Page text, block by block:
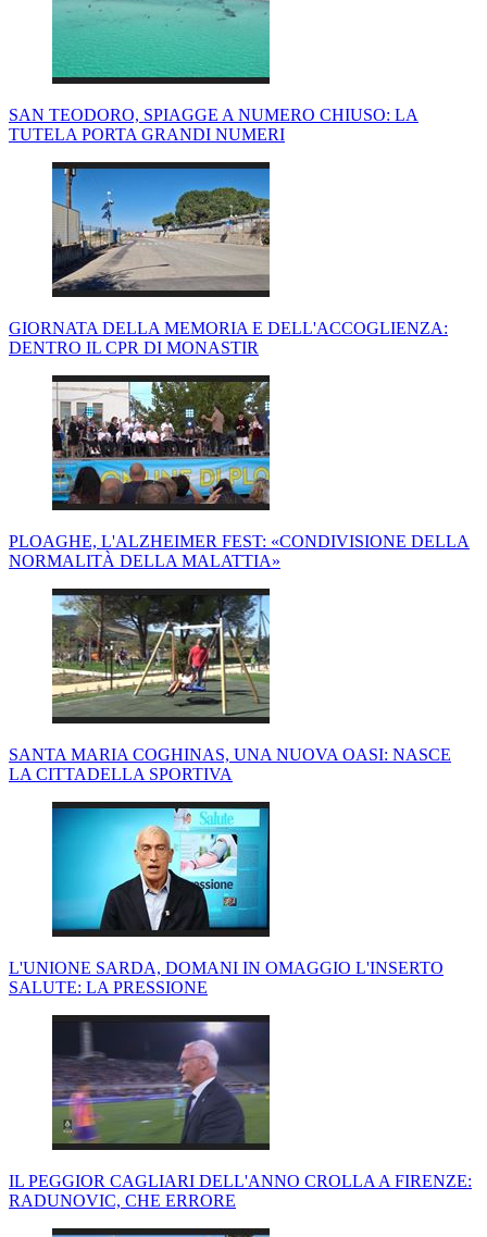
SAN TEODORO, SPIAGGE A NUMERO CHIUSO: LA
TUTELA PORTA GRANDI NUMERI
GIORNATA DELLA MEMORIA E DELL'ACCOGLIENZA:
DENTRO IL CPR DI MONASTIR
PLOAGHE, L'ALZHEIMER FEST: «CONDIVISIONE DELLA
NORMALITÀ DELLA MALATTIA»
SANTA MARIA COGHINAS, UNA NUOVA OASI: NASCE
LA CITTADELLA SPORTIVA
L'UNIONE SARDA, DOMANI IN OMAGGIO L'INSERTO
SALUTE: LA PRESSIONE
IL PEGGIOR CAGLIARI DELL'ANNO CROLLA A FIRENZE:
RADUNOVIC, CHE ERRORE